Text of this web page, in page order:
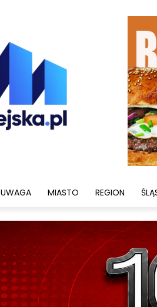
UWAGA MIASTO REGION